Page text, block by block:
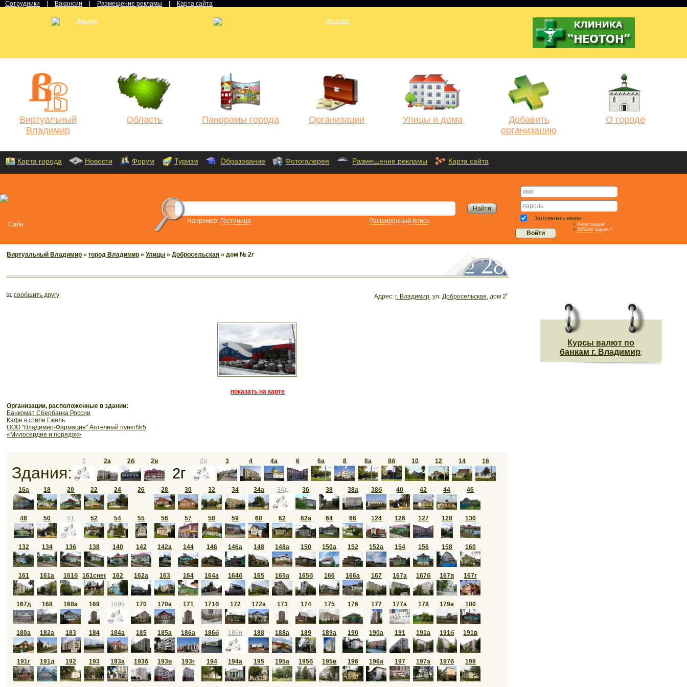
Сотрудники Вакансии Размещение рекламы Карта сайта
Виртуальный
Владимир
Область Панорамы города Организации Улицы и дома
Добавить
организацию
О городе
Карта города Новости Форум Туризм Образование Фотогалерея Размещение рекламы Карта сайта
Например: Гостиница Расширенный поиск Запомнить меня
» Регистрация
» Забыли пароль?
Виртуальный Владимир »город Владимир »Улицы »Добросельская » дом № 2г
cообщить другу Адрес:г. Владимир, ул.Добросельская, дом 2г
показать на карте
Организации, расположенные в здании:
Банкомат Сбербанка России
Кафе в стиле Гжель
ООО "Владимир-Фармация" Аптечный пункт№5
«Милосердие и порядок»
Здания:
2 2а 2б 2в
2г
2д 3 4 4а 6 6а 8 8а 8б 10 12 14 16
16а 18 20 22 24 26 28 30 32 34 34а 34д 36 38 38а 38б 40 42 44 46
48 50 51 52 54 55 56 57 58 59 60 62 62а 64 66 124 126 127 128 130
132 134 136 138 140 142 142а 144 146 146а 148 148а 150 150а 152 152а 154 156 158 160
161 161а 161б 161снесен162 162а 163 164 164а 164б 165 165а 165б 166 166а 167 167а 167б 167в 167г
167д 168 168а 169 169б 170 170а 171 171б 172 172а 173 174 175 176 177 177а 178 179а 180
180а 182а 183 184 184а 185 185а 186а 186б 186и 188 188а 189 189а 190 190а 191 191а 191б 191в
191г 191д 192 193 193а 193б 193в 193г 194 194а 195 195а 195б 195в 196 196а 197 197а 197б 198
Курсы валют по
банкам г. Владимир: